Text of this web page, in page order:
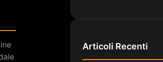
Articoli Recenti